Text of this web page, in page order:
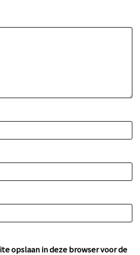
opslaan in deze browser voor de